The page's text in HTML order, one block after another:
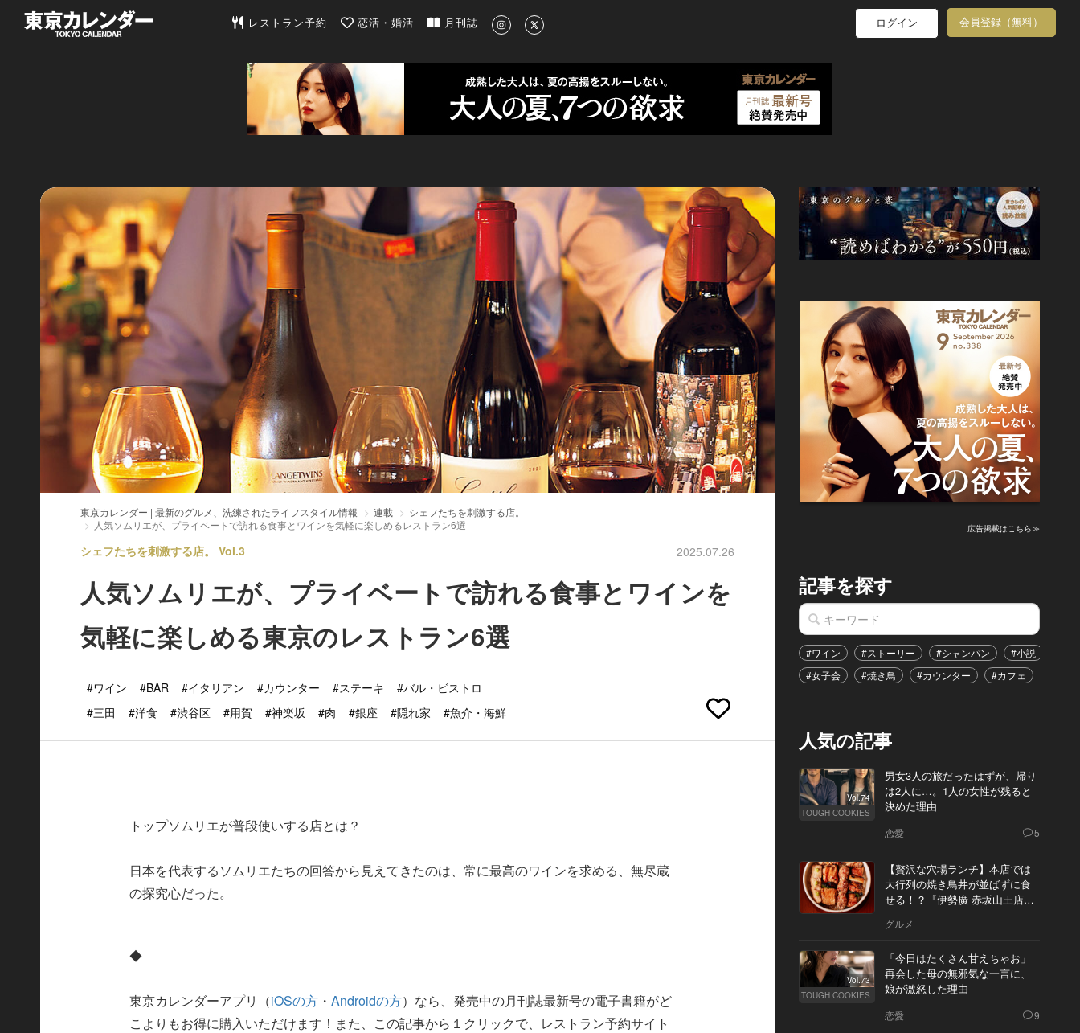
東京カレンダー | 最新のグルメ、洗練されたライフスタイル情報
レストラン予約 恋活・婚活 月刊誌 ログイン 会員登録（無料）
東京カレンダー | 最新のグルメ、洗練されたライフスタイル情報 連載
シェフたちを刺激する店。
人気ソムリエが、プライベートで訪れる食事とワインを気軽に楽しめるレストラン6選
シェフたちを刺激する店。 Vol.3 2025.07.26
人気ソムリエが、プライベートで訪れる食事とワインを
気軽に楽しめる東京のレストラン6選
#ワイン #BAR #イタリアン #カウンター #ステーキ
#バル・ビストロ
#三田
#洋食 #渋谷区 #用賀 #神楽坂 #肉 #銀座 #隠れ家 #魚介・海鮮
トップソムリエが普段使いする店とは？
日本を代表するソムリエたちの回答から見えてきたのは、常に最高のワインを求める、無尽蔵
の探究心だった。
◆
東京カレンダーアプリ（iOSの方 ・Androidの方）なら、発売中の月刊誌最新号の電子書籍がど
こよりもお得に購入いただけます！また、この記事から１クリックで、レストラン予約サイト
広告掲載はこちら≫
記事を探す
#ワイン #ストーリー #シャンパン #小説
#女子会
#焼き鳥 #カウンター #カフェ
人気の記事
Vol.74
TOUGH COOKIES
男女3人の旅だったはずが、帰り
は2人に…。1人の女性が残ると
決めた理由
恋愛 5
【贅沢な穴場ランチ】本店では
大行列の焼き鳥丼が並ばずに食
せる！？『伊勢廣 赤坂山王店』
グルメ
Vol.73
TOUGH COOKIES
「今日はたくさん甘えちゃお」
再会した母の無邪気な一言に、
娘が激怒した理由
恋愛 9